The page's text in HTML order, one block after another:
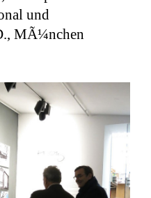
und
MÃ¼nchen